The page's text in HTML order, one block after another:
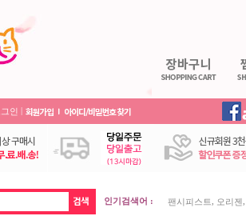
인 |
인기검색어 : 팬시피스트 오리젠